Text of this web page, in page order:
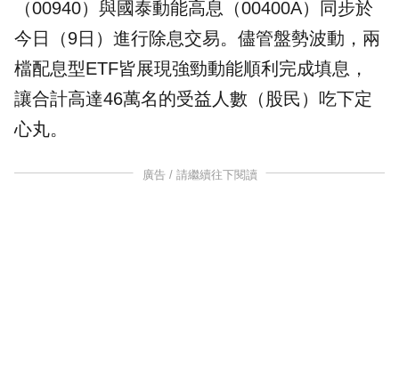
（00940）與國泰動能高息（00400A）同步於
今日（9日）進行除息交易。儘管盤勢波動，兩
檔配息型ETF皆展現強勁動能順利完成填息 ，
讓合計高達46萬名的受益人數（股民）吃下定
心丸。
廣告 / 請繼續往下閱讀